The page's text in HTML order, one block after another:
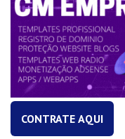
CONTRATE AQUI